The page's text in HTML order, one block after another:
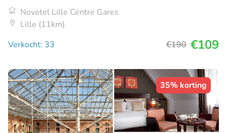
Novotel Lille Centre Gares
Lille (11km)
Verkocht: 33
€190 €109
35% korting